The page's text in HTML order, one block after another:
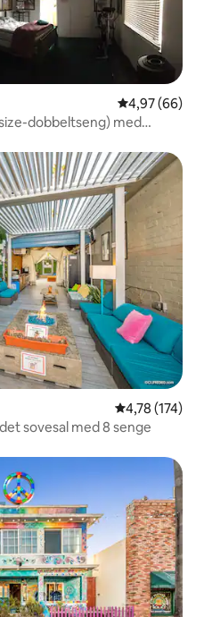
4,97 ud af 5 i
4,97 (66)
dobbeltseng) med
4,78 ud af 5 i
4,78 (174)
sovesal med 8 senge